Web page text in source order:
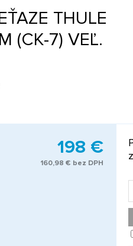
THULE
(CK-7) VEĽ.
198 €
160,98 € bez DPH